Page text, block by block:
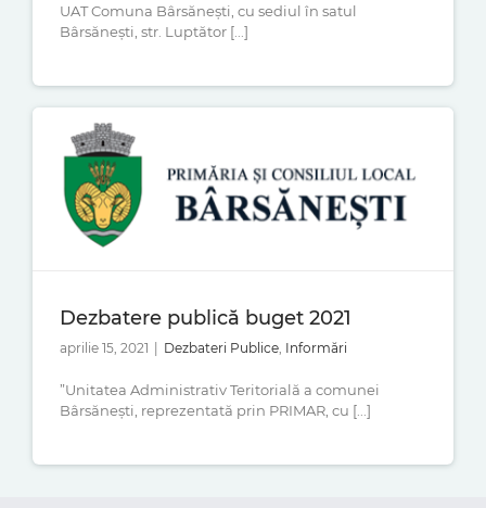
UAT Comuna Bârsănești, cu sediul în satul
Bârsănești, str. Luptător [...]
Dezbatere publică buget 2021
aprilie 15, 2021 | Dezbateri Publice Informări
”Unitatea Administrativ Teritorială a comunei
Bârsănești, reprezentată prin PRIMAR, cu [...]